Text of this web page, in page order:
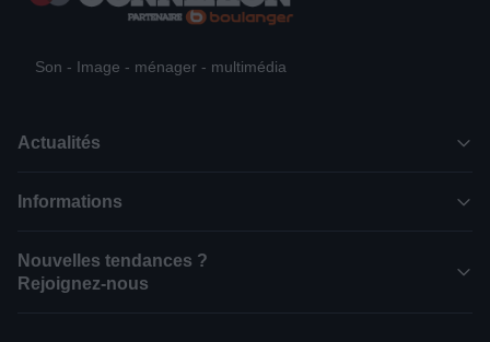
Son - Image - ménager - multimédia
Actualités
Informations
Nouvelles tendances ?
Rejoignez-nous